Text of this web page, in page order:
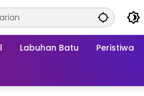
Labuhan Batu Peristiwa